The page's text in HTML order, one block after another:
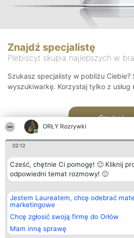
ORŁY Rozrywki
02:12
Cześć, chętnie Ci pomogę! 🙂 Kliknij
odpowiedni temat rozmowy! 🙂
Jestem Laureatem, chcę odebrać
marketingowe
Chcę zgłosić swoją firmę do Orłów
Mam inną sprawę
Znajdź specjalistę
Plebiscyt skupia najlepszych w
Szukasz specjalisty w pobliżu Ciebie?
wyszukiwarkę. Korzystaj tylko z usług
Szukaj
Organizator plebiscytu
Bright Side Solutions sp. z o.
o. sp. k.
ul. Ruska 22
Wrocław 50-079
KRS 0000749100 | Regon
381313360 | NIP 8943132676
Plebiscyt
Laureaci
wszystkich
Laureatów
Regulamin